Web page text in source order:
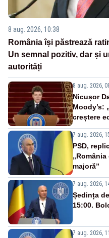
8 aug. 2026, 10:38
România își păstrează
Un semnal pozitiv, dar și
autorități
8 aug. 2026,
Nicușor
Moody’s:
creștere
7 aug. 2026,
PSD,
majoră”
7 aug. 2026,
Ședința
15:00.
7 aug. 2026,